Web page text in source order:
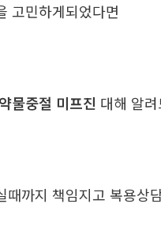
고민하게되었다면
약물중절 미프진 대해 알
까지 책임지고 복용상